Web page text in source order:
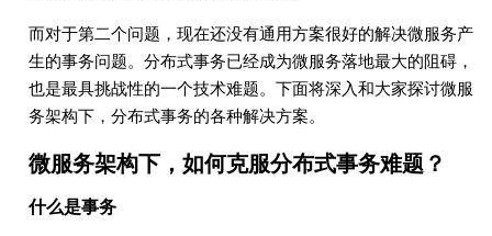
而对于第二个问题，现在还没有通用方案很好的解决微服务产
生的事务问题。分布式事务已经成为微服务落地最大的阻碍，
也是最具挑战性的一个技术难题。下面将深入和大家探讨微服
务架构下，分布式事务的各种解决方案。
微服务架构下，如何克服分布式事务难题？
什么是事务